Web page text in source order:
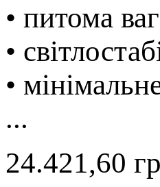
• питома
•
•
...
24.421,60